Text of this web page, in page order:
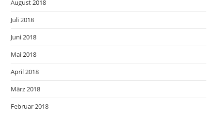
August 2018
Juli 2018
Juni 2018
Mai 2018
April 2018
März 2018
Februar 2018